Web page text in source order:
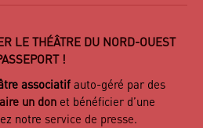
LE THÉÂTRE DU NORD-OUEST
!
associatif auto-géré par des
un don et bénéficier d’une
notre service de presse.